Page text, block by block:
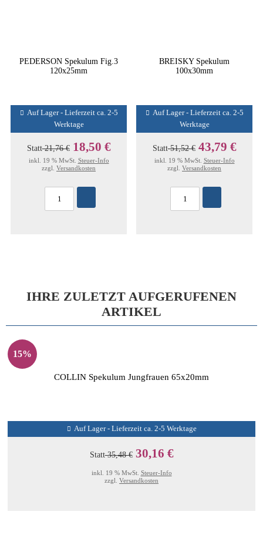
PEDERSON Spekulum Fig.3
120x25mm
Auf Lager - Lieferzeit ca. 2-5
Werktage
Statt21,76 € 18,50 €
inkl. 19 % MwSt. Steuer-Info
zzgl. Versandkosten
BREISKY Spekulum
100x30mm
Auf Lager - Lieferzeit ca. 2-5
Werktage
Statt51,52 € 43,79 €
inkl. 19 % MwSt. Steuer-Info
zzgl. Versandkosten
IHRE ZULETZT AUFGERUFENEN
ARTIKEL
15%
COLLIN Spekulum Jungfrauen 65x20mm
Auf Lager - Lieferzeit ca. 2-5 Werktage
Statt35,48 € 30,16 €
inkl. 19 % MwSt. Steuer-Info
zzgl. Versandkosten